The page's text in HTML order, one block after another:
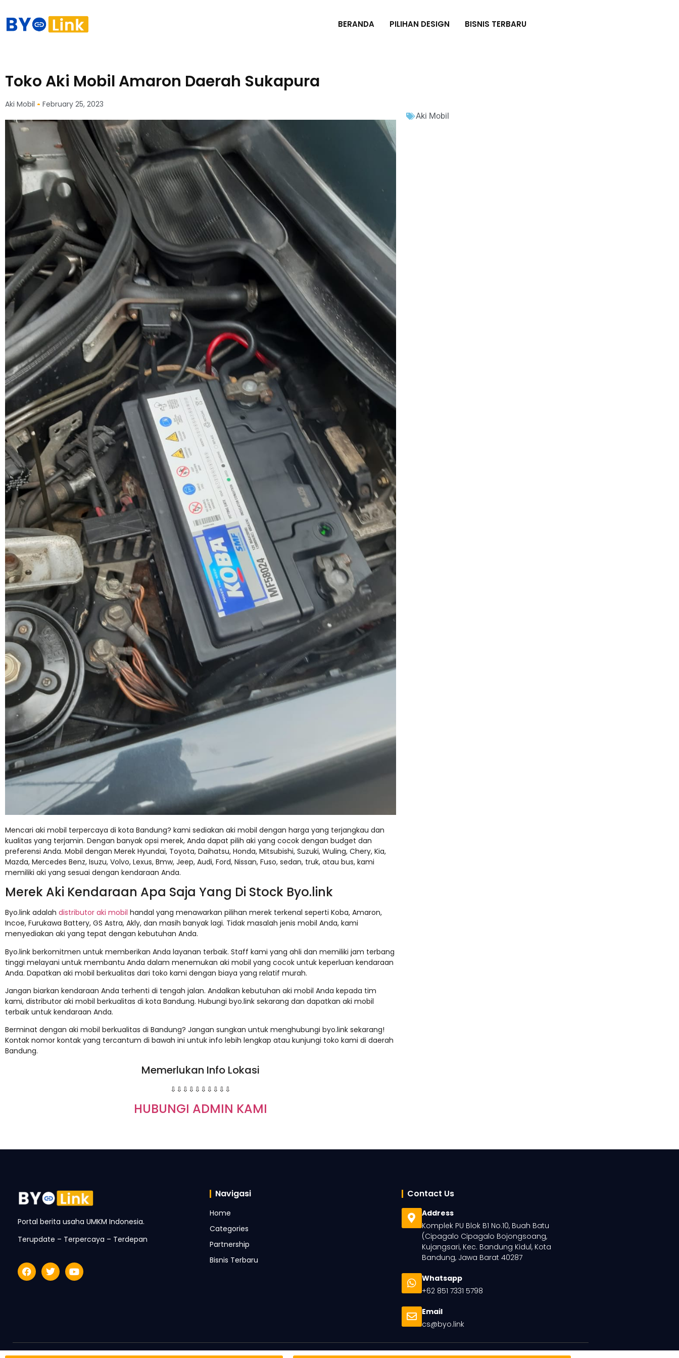
BERANDA PILIHAN DESIGN BISNIS TERBARU
Toko Aki Mobil Amaron Daerah Sukapura
Aki Mobil February 25, 2023
Mencari aki mobil terpercaya di kota Bandung? kami sediakan aki mobil dengan harga yang terjangkau dan
kualitas yang terjamin. Dengan banyak opsi merek, Anda dapat pilih aki yang cocok dengan budget dan
preferensi Anda. Mobil dengan Merek Hyundai, Toyota, Daihatsu, Honda, Mitsubishi, Suzuki, Wuling, Chery, Kia,
Mazda, Mercedes Benz, Isuzu, Volvo, Lexus, Bmw, Jeep, Audi, Ford, Nissan, Fuso, sedan, truk, atau bus, kami
memiliki aki yang sesuai dengan kendaraan Anda.
Merek Aki Kendaraan Apa Saja Yang Di Stock Byo.link
Byo.link adalah distributor aki mobil handal yang menawarkan pilihan merek terkenal seperti Koba, Amaron,
Incoe, Furukawa Battery, GS Astra, Akly, dan masih banyak lagi. Tidak masalah jenis mobil Anda, kami
menyediakan aki yang tepat dengan kebutuhan Anda.
Byo.link berkomitmen untuk memberikan Anda layanan terbaik. Staff kami yang ahli dan memiliki jam terbang
tinggi melayani untuk membantu Anda dalam menemukan aki mobil yang cocok untuk keperluan kendaraan
Anda. Dapatkan aki mobil berkualitas dari toko kami dengan biaya yang relatif murah.
Jangan biarkan kendaraan Anda terhenti di tengah jalan. Andalkan kebutuhan aki mobil Anda kepada tim
kami, distributor aki mobil berkualitas di kota Bandung. Hubungi byo.link sekarang dan dapatkan aki mobil
terbaik untuk kendaraan Anda.
Berminat dengan aki mobil berkualitas di Bandung? Jangan sungkan untuk menghubungi byo.link sekarang!
Kontak nomor kontak yang tercantum di bawah ini untuk info lebih lengkap atau kunjungi toko kami di daerah
Bandung.
Memerlukan Info Lokasi
⇩⇩⇩⇩⇩⇩⇩⇩⇩⇩
HUBUNGI ADMIN KAMI
Aki Mobil
Portal berita usaha UMKM Indonesia.
Terupdate – Terpercaya – Terdepan
Navigasi
Home
Categories
Partnership
Bisnis Terbaru
Contact Us
Address
Komplek PU Blok B1 No.10, Buah Batu
(Cipagalo Cipagalo Bojongsoang,
Kujangsari, Kec. Bandung Kidul, Kota
Bandung, Jawa Barat 40287
Whatsapp
+62 851 7331 5798
Email
cs@byo.link